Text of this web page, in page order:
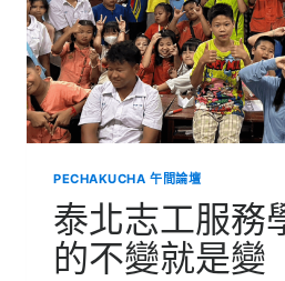
典
之
旅
│
德
語
研
兼
德
國
人
文
PECHAKUCHA 午間論壇
泰北志工服務
的不變就是變